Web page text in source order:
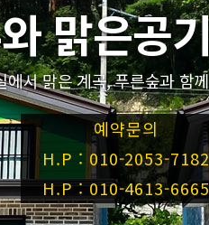
맑은공
에서 맑은 계곡, 푸른숲과 함
예약문의
H.P : 010-2053-7182
H.P : 010-4613-6665
맑은공
에서 맑은 계곡, 푸른숲과 함
예약문의
H.P : 010-2053-7182
H.P : 010-4613-6665
맑은공
에서 맑은 계곡, 푸른숲과 함
예약문의
H.P : 010-2053-7182
H.P : 010-4613-6665